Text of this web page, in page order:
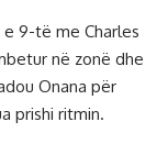
9-të me Charles
në zonë dhe
Onana për
prishi ritmin.